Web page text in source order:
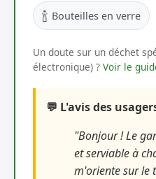
🍾 Bouteilles en verre
Un doute sur un déchet
électronique) ? Voir le
💬 L'avis des
"Bonjour ! Le
et serviable à
m'oriente sur le